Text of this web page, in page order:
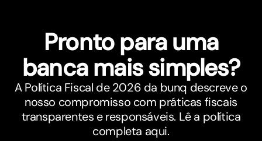
Pronto para uma
banca mais simples?
A Política Fiscal de 2026 da bunq descreve o
nosso compromisso com práticas fiscais
transparentes e responsáveis. Lê a política
completa aqui.